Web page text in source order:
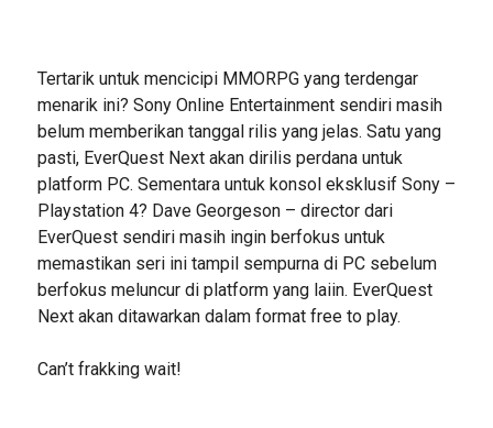
Tertarik untuk mencicipi MMORPG yang terdengar
menarik ini? Sony Online Entertainment sendiri masih
belum memberikan tanggal rilis yang jelas. Satu yang
pasti, EverQuest Next akan dirilis perdana untuk
platform PC. Sementara untuk konsol eksklusif Sony –
Playstation 4? Dave Georgeson – director dari
EverQuest sendiri masih ingin berfokus untuk
memastikan seri ini tampil sempurna di PC sebelum
berfokus meluncur di platform yang laiin. EverQuest
Next akan ditawarkan dalam format free to play.
Can’t frakking wait!